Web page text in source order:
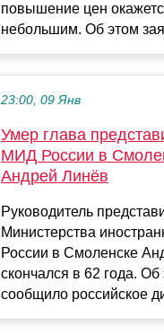
повышение цен
небольшим. Об этом
23:00, 09 Янв
Умер глава
МИД России в
Андрей Линёв
Руководитель
Министерства
России в Смоленске
скончался в 62 года. Об
сообщило российское